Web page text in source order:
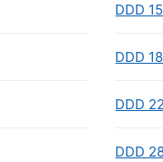
DDD 15
DDD 18
DDD 22
DDD